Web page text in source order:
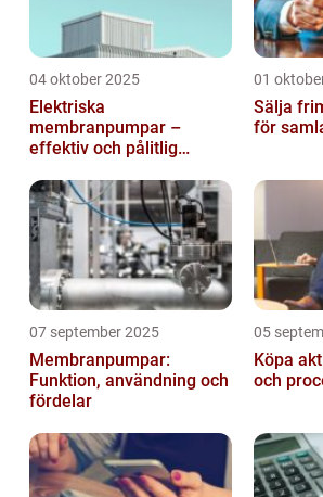
04 oktober 2025
Elektriska
membranpumpar –
effektiv och pålitlig
01
Sälja
för
07 september 2025
Membranpumpar:
Funktion, användning och
fördelar
05
Köpa
och